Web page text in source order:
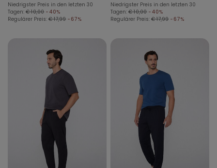
Niedrigster Preis in den letzten 30
Tagen: € 10,00 -40%
Regulärer Preis: € 17,99 -67%
Niedrigster Preis in den letzten 30
Tagen: € 10,00 -40%
Regulärer Preis: € 17,99 -67%